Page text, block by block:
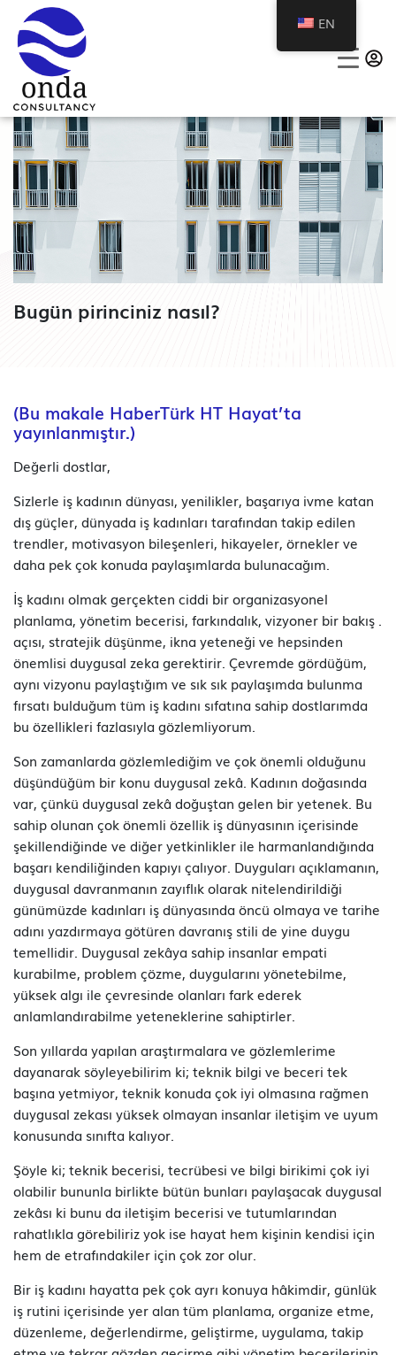
Bugün pirinciniz nasıl?
(Bu makale HaberTürk HT Hayat’ta
yayınlanmıştır.)
Değerli dostlar,
Sizlerle iş kadının dünyası, yenilikler, başarıya ivme katan
dış güçler, dünyada iş kadınları tarafından takip edilen
trendler, motivasyon bileşenleri, hikayeler, örnekler ve
daha pek çok konuda paylaşımlarda bulunacağım.
İş kadını olmak gerçekten ciddi bir organizasyonel
planlama, yönetim becerisi, farkındalık, vizyoner bir bakış .
açısı, stratejik düşünme, ikna yeteneği ve hepsinden
önemlisi duygusal zeka gerektirir. Çevremde gördüğüm,
aynı vizyonu paylaştığım ve sık sık paylaşımda bulunma
fırsatı bulduğum tüm iş kadını sıfatına sahip dostlarımda
bu özellikleri fazlasıyla gözlemliyorum.
Son zamanlarda gözlemlediğim ve çok önemli olduğunu
düşündüğüm bir konu duygusal zekâ. Kadının doğasında
var, çünkü duygusal zekâ doğuştan gelen bir yetenek. Bu
sahip olunan çok önemli özellik iş dünyasının içerisinde
şekillendiğinde ve diğer yetkinlikler ile harmanlandığında
başarı kendiliğinden kapıyı çalıyor. Duyguları açıklamanın,
duygusal davranmanın zayıflık olarak nitelendirildiği
günümüzde kadınları iş dünyasında öncü olmaya ve tarihe
adını yazdırmaya götüren davranış stili de yine duygu
temellidir. Duygusal zekâya sahip insanlar empati
kurabilme, problem çözme, duygularını yönetebilme,
yüksek algı ile çevresinde olanları fark ederek
anlamlandırabilme yeteneklerine sahiptirler.
Son yıllarda yapılan araştırmalara ve gözlemlerime
dayanarak söyleyebilirim ki; teknik bilgi ve beceri tek
başına yetmiyor, teknik konuda çok iyi olmasına rağmen
duygusal zekası yüksek olmayan insanlar iletişim ve uyum
konusunda sınıfta kalıyor.
Şöyle ki; teknik becerisi, tecrübesi ve bilgi birikimi çok iyi
olabilir bununla birlikte bütün bunları paylaşacak duygusal
zekâsı ki bunu da iletişim becerisi ve tutumlarından
rahatlıkla görebiliriz yok ise hayat hem kişinin kendisi için
hem de etrafındakiler için çok zor olur.
Bir iş kadını hayatta pek çok ayrı konuya hâkimdir, günlük
iş rutini içerisinde yer alan tüm planlama, organize etme,
düzenleme, değerlendirme, geliştirme, uygulama, takip
EN